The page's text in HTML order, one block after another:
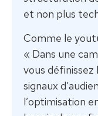
et non plus
Comme le
« Dans une
vous définissez
signaux
l’optimisation